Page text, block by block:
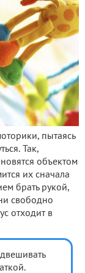
пытаясь
Так,
объектом
их сначала
брать рукой,
свободно
отходит в